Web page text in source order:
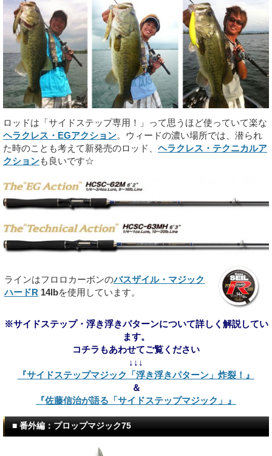
ロッドは「サイドステップ専用！」って思うほど使っていて楽な
ヘラクレス・EGアクション。ウィードの濃い場所では、潜られ
た時のことも考えて新発売のロッド、 ヘラクレス・テクニカルア
クションも良いです☆
ラインはフロロカーボンのバスザイル・マジック
ハードR 14lbを使用しています。
※サイドステップ・浮き浮きパターンについて詳しく解説してい
ます。
コチラもあわせてご覧ください
↓↓↓
『サイドステップマジック「浮き浮きパターン」炸裂！』
＆
『佐藤信治が語る「サイドステップマジック」』
■ 番外編：プロップマジック75